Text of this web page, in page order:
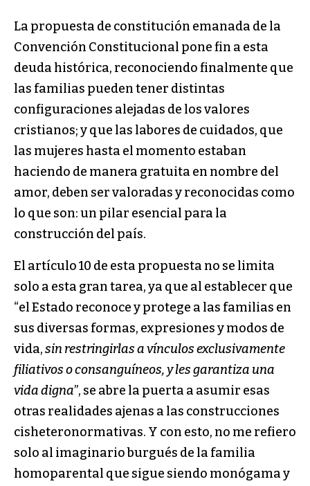
La propuesta de constitución emanada de la
Convención Constitucional pone fin a esta
deuda histórica, reconociendo finalmente que
las familias pueden tener distintas
configuraciones alejadas de los valores
cristianos; y que las labores de cuidados, que
las mujeres hasta el momento estaban
haciendo de manera gratuita en nombre del
amor, deben ser valoradas y reconocidas como
lo que son: un pilar esencial para la
construcción del país.
El artículo 10 de esta propuesta no se limita
solo a esta gran tarea, ya que al establecer que
“el Estado reconoce y protege a las familias en
sus diversas formas, expresiones y modos de
vida,sin restringirlas a vínculos exclusivamente
filiativos o consanguíneos, y les garantiza una
vida digna”, se abre la puerta a asumir esas
otras realidades ajenas a las construcciones
cisheteronormativas. Y con esto, no me refiero
solo al imaginario burgués de la familia
homoparental que sigue siendo monógama y